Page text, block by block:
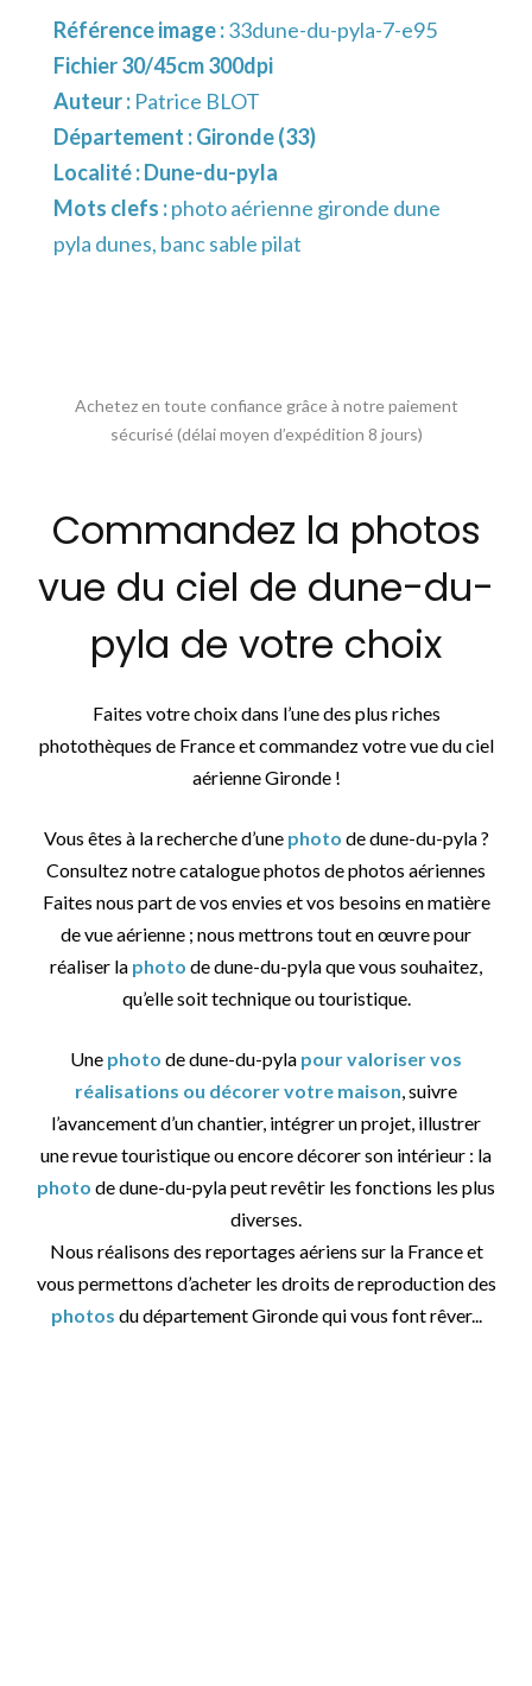
Référence image :33dune-du-pyla-7-e95
Fichier 30/45cm 300dpi
Auteur : Patrice BLOT
Département :Gironde (33)
Localité :Dune-du-pyla
Mots clefs :photo aérienne gironde dune
pyla dunes, banc sable pilat
Achetez en toute confiance grâce à notre paiement
sécurisé (délai moyen d’expédition 8 jours)
Commandez la photos
vue du ciel de dune-du-
pyla de votre choix
Faites votre choix dans l’une des plus riches
photothèques de France et commandez votre vue du ciel
aérienne Gironde !
Vous êtes à la recherche d’une photo de dune-du-pyla ?
Consultez notre catalogue photos de photos aériennes
Faites nous part de vos envies et vos besoins en matière
de vue aérienne ; nous mettrons tout en œuvre pour
réaliser la photo de dune-du-pyla que vous souhaitez,
qu’elle soit technique ou touristique.
Une photo de dune-du-pyla pour valoriser vos
réalisations ou décorer votre maison, suivre
l’avancement d’un chantier, intégrer un projet, illustrer
une revue touristique ou encore décorer son intérieur : la
photo de dune-du-pyla peut revêtir les fonctions les plus
diverses.
Nous réalisons des reportages aériens sur la France et
vous permettons d’acheter les droits de reproduction des
photos du département Gironde qui vous font rêver...